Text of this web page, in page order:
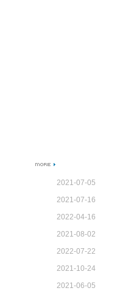
2021-07-05
2021-07-16
2022-04-16
2021-08-02
2022-07-22
2021-10-24
2021-06-05